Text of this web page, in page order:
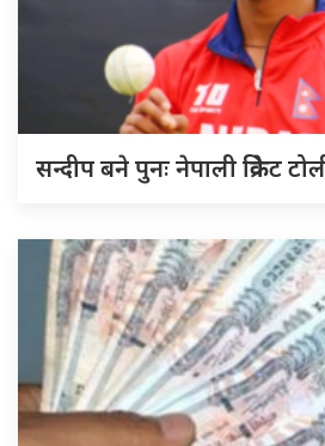
सन्दीप बने पुनः नेपाली क्रिकेट